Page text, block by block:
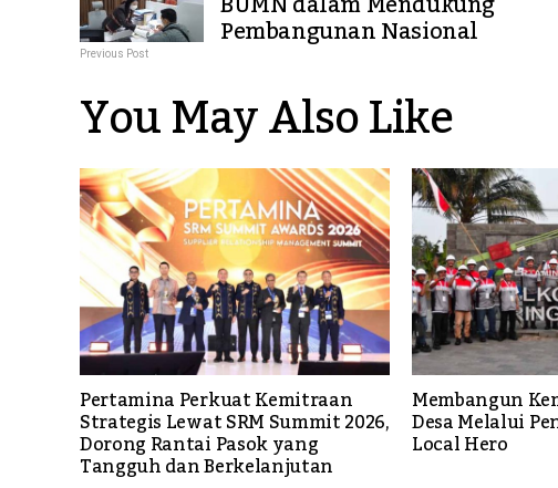
Pembangunan Nasional
Previous Post
You May Also Like
Pertamina Perkuat Kemitraan
Strategis Lewat SRM Summit 2026,
Dorong Rantai Pasok yang
Tangguh dan Berkelanjutan
Membangun
Desa Melalui
Local Hero